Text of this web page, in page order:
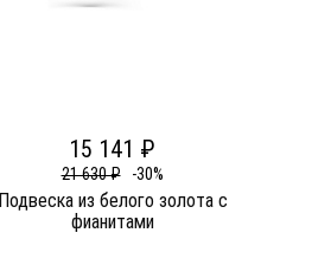
15 141 ₽
21 630 ₽ -30%
Подвеска из белого золота c
фианитами